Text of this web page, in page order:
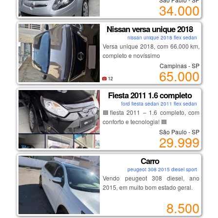
preço de oportunidade mesmo!
veículo em ótimo estado, econômico
e com manutenção acessível.
ano/modelo: 2013
motor: 1.0
combustível: flex
itens de série:
• airbag
• ar-condicionado
• vidros elétricos
carro confiável, com excelente
custo-benefício.
💰 valor: r$ 34.000
34.000
Nissan versa unique 2018
nissan unique 2018 flex sedan
Versa unique 2018, com 66.000 km,
completo e novíssimo
Campinas - SP
65.000
12
Fiesta 2011 1.6 completo
ford fiesta sedan 2011 flex sedan
🟦fiesta 2011 – 1.6 completo, com
conforto e tecnologia! 🟦
✔ flex
✔ sensor de ré
✔ 4 portas
✔ direção hidráulica, ar-
São Paulo - SP
29.999
Carro
peugeot 308 2015 diesel sport
Vendo peugeot 308 diesel, ano
2015, em muito bom estado geral.
8.500